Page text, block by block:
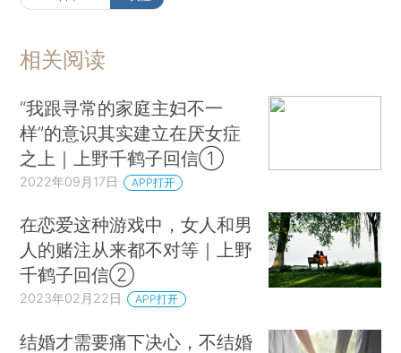
相关阅读
“我跟寻常的家庭主妇不一
样”的意识其实建立在厌女症
之上｜上野千鹤子回信①
2022年09月17日 APP打开
在恋爱这种游戏中，女人和男
人的赌注从来都不对等｜上野
千鹤子回信②
2023年02月22日 APP打开
结婚才需要痛下决心，不结婚